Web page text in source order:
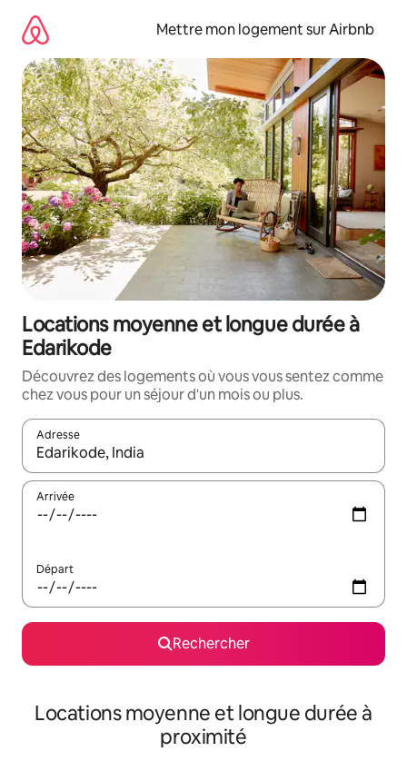
directement
contenu
Mettre mon logement sur Airbnb
Locations moyenne et longue durée à
Edarikode
Découvrez des logements où vous vous sentez comme
chez vous pour un séjour d'un mois ou plus.
Adresse
Lorsque les résultats s'affichent, utilisez les flèches vers le
Arrivée
Départ
Rechercher
Locations moyenne et longue durée à
proximité